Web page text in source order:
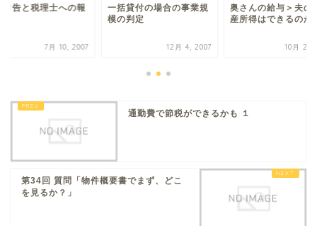
申告と税理士への報
7月 10, 2007
一括貸付の場合の事業規
模の判定
12月 4, 2007
奥さんの給与＞夫の
産所得はできるのか
10月 26,
通勤費で節税ができるかも １
第34回 質問「物件概要書でまず、どこ
を見るか？」